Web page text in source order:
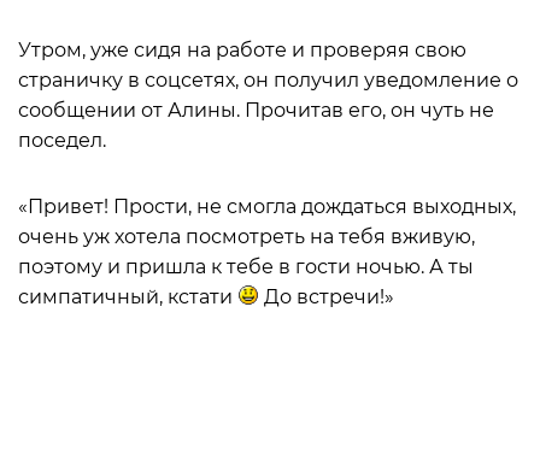
Утром, уже сидя на работе и проверяя свою
страничку в соцсетях, он получил уведомление о
сообщении от Алины. Прочитав его, он чуть не
поседел.
«Привет! Прости, не смогла дождаться выходных,
очень уж хотела посмотреть на тебя вживую,
поэтому и пришла к тебе в гости ночью. А ты
симпатичный, кстати
До встречи!»